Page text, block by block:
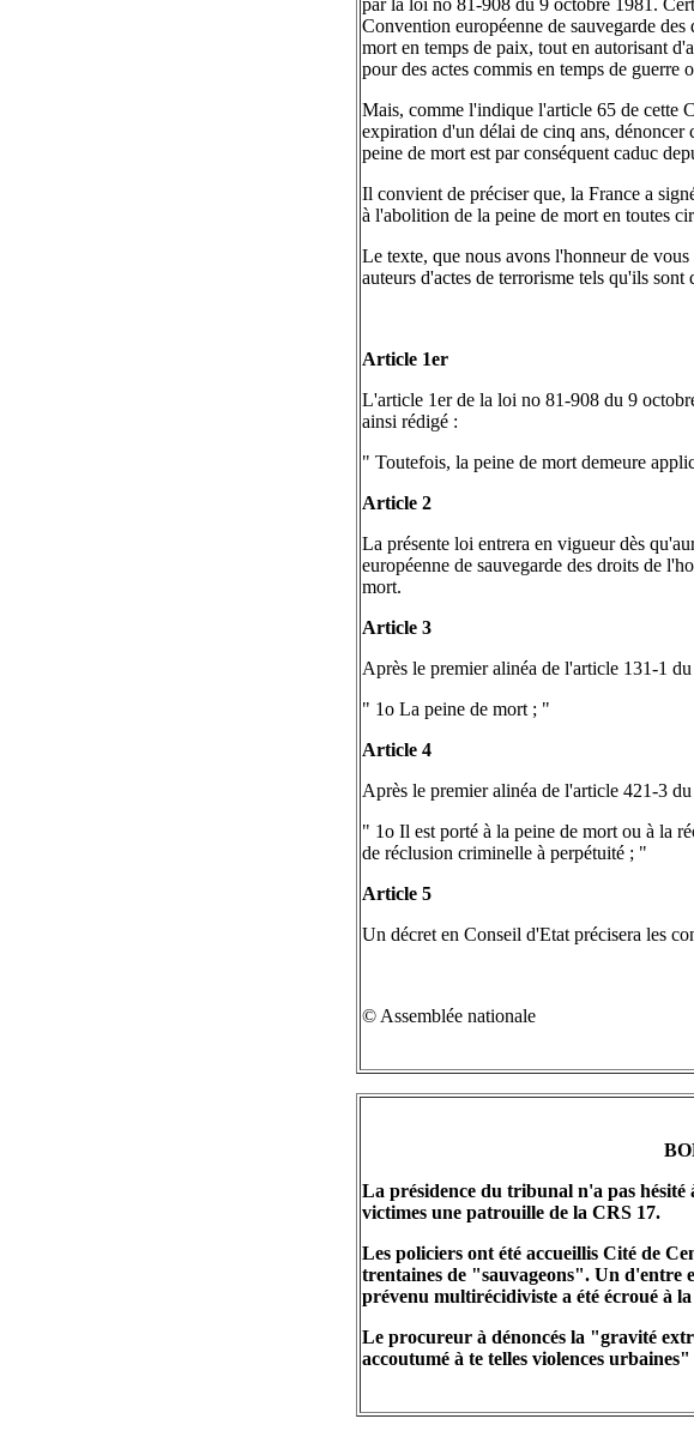
par la loi no 81-908 du 9 octobre 1981.
Convention européenne de sauvegarde
mort en temps de paix, tout en autorisant
pour des actes commis en temps de guerre
Mais, comme l'indique l'article 65 de cette
expiration d'un délai de cinq ans,
peine de mort est par conséquent caduc
Il convient de préciser que, la France a
à l'abolition de la peine de mort en toutes
Le texte, que nous avons l'honneur de
auteurs d'actes de terrorisme tels qu'ils
Article 1er
L'article 1er de la loi no 81-908 du 9
ainsi rédigé :
" Toutefois, la peine de mort demeure
Article 2
La présente loi entrera en vigueur dès
européenne de sauvegarde des droits de
mort.
Article 3
Après le premier alinéa de l'article 131-1
" 1o La peine de mort ; "
Article 4
Après le premier alinéa de l'article 421-3
" 1o Il est porté à la peine de mort ou à la
de réclusion criminelle à perpétuité ; "
Article 5
Un décret en Conseil d'Etat précisera les
© Assemblée nationale
La présidence du tribunal n'a pas
victimes une patrouille de la CRS 17.
Les policiers ont été accueillis Cité de
trentaines de "sauvageons". Un d'entre
prévenu multirécidiviste a été écroué à
Le procureur à dénoncés la "gravité
accoutumé à te telles violences urbaines"